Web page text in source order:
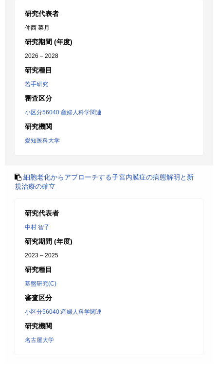
研究代表者
仲西 菜月
研究期間 (年度)
2026 – 2028
研究種目
若手研究
審査区分
小区分56040:産婦人科学関連
研究機関
愛知医科大学
細胞老化からアプローチする子宮内膜症の病態解明と新
規治療の確立
研究代表者
中村 智子
研究期間 (年度)
2023 – 2025
研究種目
基盤研究(C)
審査区分
小区分56040:産婦人科学関連
研究機関
名古屋大学